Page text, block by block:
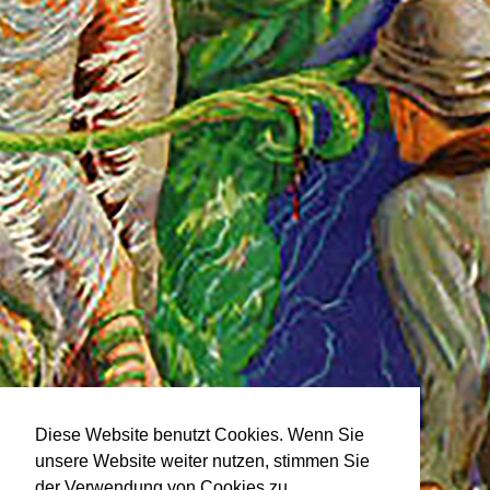
Diese Website benutzt Cookies. Wenn Sie
unsere Website weiter nutzen, stimmen Sie